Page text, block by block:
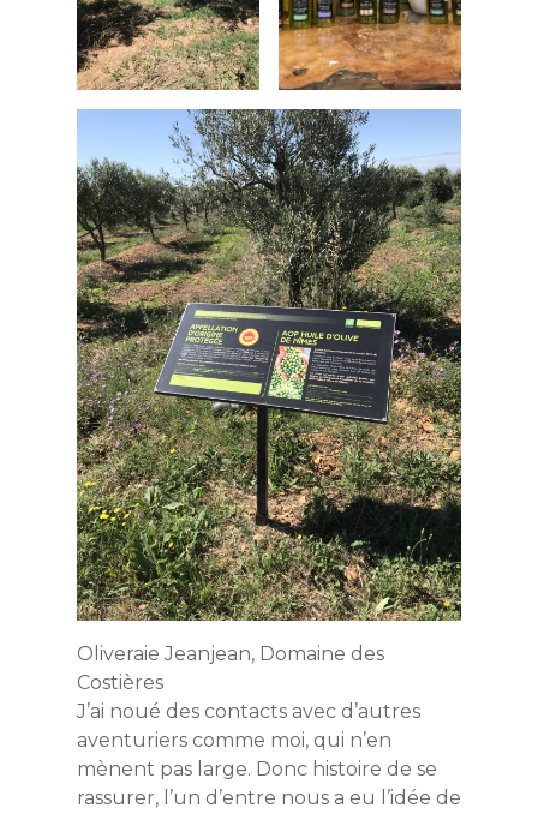
Oliveraie Jeanjean, Domaine des
Costières
J’ai noué des contacts avec d’autres
aventuriers comme moi, qui n’en
mènent pas large. Donc histoire de se
rassurer, l’un d’entre nous a eu l’idée de